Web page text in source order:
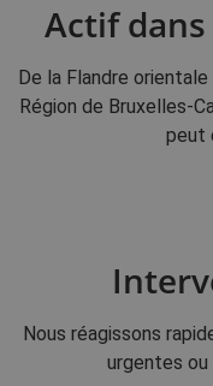
Actif
De la Flandre
Région de Bruxelles-
peut
Nous réagissons
urgentes